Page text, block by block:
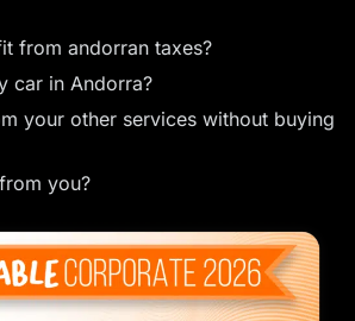
from andorran taxes?
car in Andorra?
your other services without buying
you?